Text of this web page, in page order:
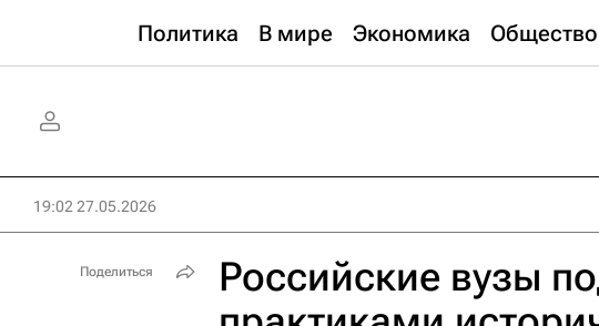
Политика В мире Экономика Общество
19:02 27.05.2026
Российские вузы
Поделиться